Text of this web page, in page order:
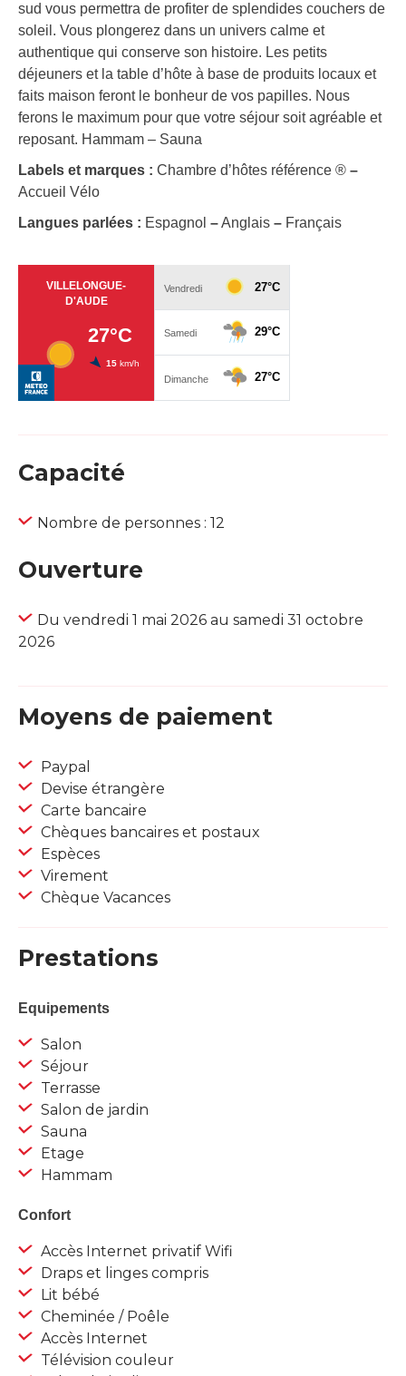
sud vous permettra de profiter de splendides couchers de
soleil. Vous plongerez dans un univers calme et
authentique qui conserve son histoire. Les petits
déjeuners et la table d’hôte à base de produits locaux et
faits maison feront le bonheur de vos papilles. Nous
ferons le maximum pour que votre séjour soit agréable et
reposant. Hammam – Sauna
Labels et marques : Chambre d’hôtes référence ® –
Accueil Vélo
Langues parlées : Espagnol –Anglais – Français
Capacité
Nombre de personnes : 12
Ouverture
Du vendredi 1 mai 2026 au samedi 31 octobre
2026
Moyens de paiement
Paypal
Devise étrangère
Carte bancaire
Chèques bancaires et postaux
Espèces
Virement
Chèque Vacances
Prestations
Equipements
Salon
Séjour
Terrasse
Salon de jardin
Sauna
Etage
Hammam
Confort
Accès Internet privatif Wifi
Draps et linges compris
Lit bébé
Cheminée / Poêle
Accès Internet
Télévision couleur